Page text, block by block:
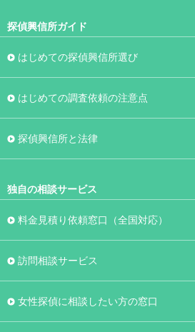
探偵興信所ガイド
はじめての探偵興信所選び
はじめての調査依頼の注意点
探偵興信所と法律
独自の相談サービス
料金見積り依頼窓口（全国対応）
訪問相談サービス
女性探偵に相談したい方の窓口